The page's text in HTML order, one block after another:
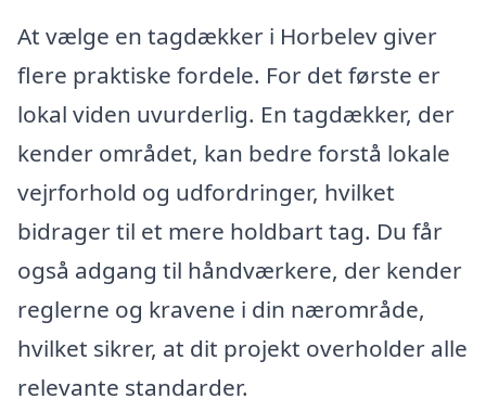
At vælge en tagdækker i Horbelev giver
flere praktiske fordele. For det første er
lokal viden uvurderlig. En tagdækker, der
kender området, kan bedre forstå lokale
vejrforhold og udfordringer, hvilket
bidrager til et mere holdbart tag. Du får
også adgang til håndværkere, der kender
reglerne og kravene i din nærområde,
hvilket sikrer, at dit projekt overholder alle
relevante standarder.